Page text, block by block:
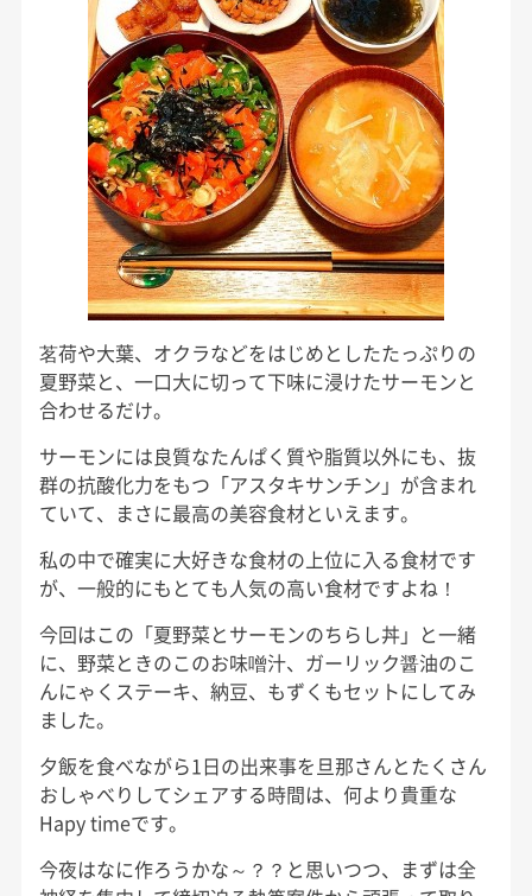
茗荷や大葉、オクラなどをはじめとしたたっぷりの
夏野菜と、一口大に切って下味に浸けたサーモンと
合わせるだけ。
サーモンには良質なたんぱく質や脂質以外にも、抜
群の抗酸化力をもつ「アスタキサンチン」が含まれ
ていて、まさに最高の美容食材といえます。
私の中で確実に大好きな食材の上位に入る食材です
が、一般的にもとても人気の高い食材ですよね！
今回はこの「夏野菜とサーモンのちらし丼」と一緒
に、野菜ときのこのお味噌汁、ガーリック醤油のこ
んにゃくステーキ、納豆、もずくもセットにしてみ
ました。
夕飯を食べながら1日の出来事を旦那さんとたくさん
おしゃべりしてシェアする時間は、何より貴重な
Hapy timeです。
今夜はなに作ろうかな～？？と思いつつ、まずは全